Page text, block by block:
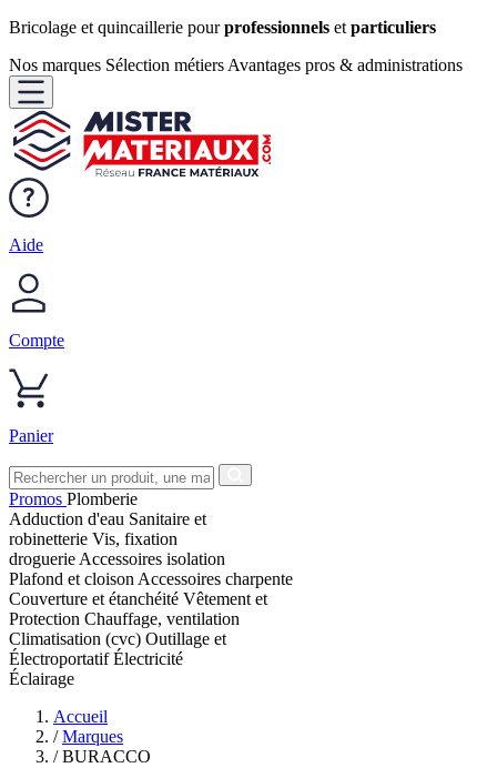
Bricolage et quincaillerie pourprofessionnels et particuliers
Nos marques Sélection métiers Avantages pros & administrations
Aide
Compte
Panier
Promos Plomberie
Adduction d'eau Sanitaire et
robinetterie Vis, fixation
droguerie Accessoires isolation
Plafond et cloison Accessoires charpente
Couverture et étanchéité Vêtement et
Protection Chauffage, ventilation
Climatisation (cvc) Outillage et
ÉlectroportatifÉlectricité
Éclairage
Accueil
/ Marques
/ BURACCO